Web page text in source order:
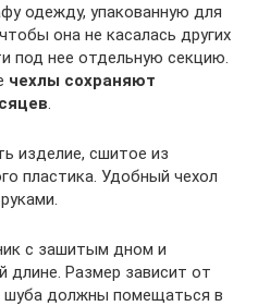
одежду, упакованную для
она не касалась других
под нее отдельную секцию.
чехлы сохраняют
изделие, сшитое из
пластика. Удобный чехол
с зашитым дном и
длине. Размер зависит от
шуба должны помещаться в